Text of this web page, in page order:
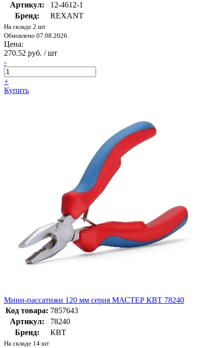
Артикул:
12-4612-1
Бренд:
REXANT
На складе 2 шт
Обновлено 07.08.2026
Цена:
270.52 руб. / шт
-
+
Купить
Мини-пассатижи 120 мм серия МАСТЕР КВТ 78240
Код товара: 7857643
Артикул:
78240
Бренд:
КВТ
На складе 14 шт